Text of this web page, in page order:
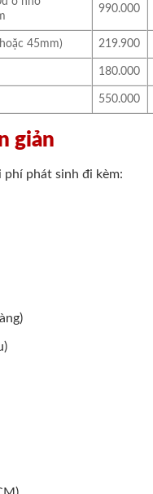
990.000
45mm) 219.900
180.000
550.000
giản
phát sinh đi kèm: